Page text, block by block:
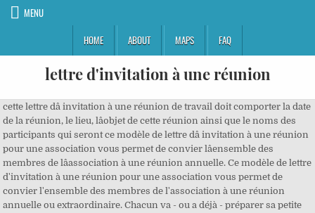
MENU
HOME
ABOUT MAPS FAQ
lettre d'invitation à une réunion
cette lettre dâ invitation à une réunion de travail doit comporter la date de la réunion, le lieu, lâobjet de cette réunion ainsi que le noms des participants qui seront ce modèle de lettre dâ invitation à une réunion pour une association vous permet de convier lâensemble des membres de lâassociation à une réunion annuelle. Ce modèle de lettre d'invitation à une réunion pour une association vous permet de convier l'ensemble des membres de l'association à une réunion annuelle ou extraordinaire. Chacun va - ou a déjà - préparer sa petite réunion â¦ Ce sera une excellente occasion pour votre entreprise de réseauter avec d`autres parties prenantes. En espérant vous compter parmi les membres présents, nous vous prions de croire, Madame / Monsieur / Cher(e) adhérent(e), en l’assurance de nos salutations les plus cordiales. Convoquer quelqu'un pour une réunion de travail. En effet, il est toujours très agréable de recevoir une telle invitation et les convives doivent ressentir lâatmosphère festâ¦ Nous avons le plaisir de vous informer de la tenue d'une rÃ©union extraordinaire de notre association. DÃ©confinement et formation. prénom Indiquez le thème donné à la réunion ou lâaction à mener. Rédigé par Carole Girard Oppici, mis à jour le 05/07/2018. Vous trouverez attachÃ©s Ã cette lettre le formulaire inscrivant l'ordre du jour ainsi que les quelques points essentiels Ã dÃ©battre. On y trouve les coordonnées de lâémetteur et du destinataire, mais ces éléments sont absents dans la lettre personnelle où la communication revêt un caractère amical. Code postale et ville. Si votre association veut accomplir des actes courants de la vie civile en son nom, elle se devra de faire une déclaration d'association. Modèle de lettre pour inviter une personne à une réunion, Vous êtes ici : Ainsi, vos invités ne perdront pas de temps à chercher vainement le lieu et arriveront détendus. Vous vous excusez de ne pouvoir assister à une réunion. [Signature] Personne ne veut assister à une réunion de 6 heures s`il n`y a pas de nourriture ou de rafraîchissements disponibles. PrÃ©nom NOM Pour transformer votre modèle de lettre « Convocation à une réunion avec ordre du jour » en PDF, utilisez le logiciel de traitement de texte gratuit LibreOffice ou OpenOffice, qui permet de faire directement la conversion de word à PDF. Elle s’adresse aussi bien à des employés que des clients, des associés ou encore des fournisseurs. Un modèle de lettre d`invitation informelle pour les réunions individuelles ou à l`échelle de l`entreprise. Cette rencontre sera l’occasion d’aborder … (spécifier le thème de la réunion). Modèle de lettre rencontre de parents February 14, 2019 tamhung Uncategorized 0 Offrez plusieurs heures de réunion en personne et demandez aux parents d`indiquer leurs trois meilleurs choix ; C'est dans l'air du temps. Code postal – Ville. Paris, le 3 janvier 2021. De très nombreux exemples de phrases traduites contenant "lettre d'invitation à une réunion" â Dictionnaire anglais-français et moteur de â¦ ce modèle de lettre pour annoncer une réunion de travail dans une association peut être téléchargé au format word et pdf. Adresse Code postal â Ville Si dans certains cas, confirmer votre présence nâest pas demandée, il est recommandé de â¦ vous souhaitez inviter des gens à assister à une réunion ? Un modèle de lettre d`invitation informelle pour les réunions de personnel individuelles ou à l`échelle de l`entreprise. Exemple de lettre d'invitation à une réunion d'information, BTS . Indiquez le thème donné à la réunion ou l’action à mener. Vous les avez déjà prévenu par téléphone ou autre. Vous souhaitez organiser une rencontre informelle entre différents intervenants ou partenaires. Que vous soyez président dâune association ou quâil sâagisse dâune réunion de travail, vous devez prévoir un délai de quinze jours à un mois avant la date pour en informer vos invités. Vous organisez une réunion et vous souhaiteriez inviter des gens à y assister ? Aperçu gratuit d'un exemple de Exemple gratuit de Lettre convocation à réunion membres conseil administration une association. Vous trouverez en pièces jointes le programme afin que vous ayez un aperçu des points essentiels à débattre. Top consultation des exemples de lettres type. Adresse Convocation à une réunion avec ordre du jour en PDF. informezles par écrit en vous basant sur ce modèle de lettre gratuit. Téléchargement gratuit de modèles de lettres, contrats et documents types sur Documentissime. Pour transformer votre modèle de lettre « Convocation à une réunion du comité d'entreprise » en PDF, utilisez le logiciel de traitement de texte gratuit LibreOffice ou OpenOffice, qui permet de faire directement la conversion de word à PDF. Il peut alors arriver que vous soyez dans l’obligation de faire paraître une annonce dans un journal. Recherche. Nous avons l’honneur de vous informer de la tenue d’une réunion extraordinaire / d’information / de la réunion annuelle de notre association. Elle se dÃ©roulera le [date] Ã [heure] heures dans nos locaux de [adresse de l'association]. En effet, les modalités de publicité des réunions peuvent y figurer. Modèle de lettre type - invitation à une réunion Modele lettre type Invitation - Accepter une invitation à des fiançailles. Lieu, date, RÃ©union extraordinaire de [nom de l'entitÃ© organisatrice] Lettre d'invitation à un évènement Modèle gratuit de lettre d'invitation à un événement. Découvrez toutes les formules de politesse adaptées à vos courriers. Gagnez de lâargent ou un stage ! Pour de plus amples informations ou pour confirmer votre prÃ©sence, veuillez nous contacter au numÃ©ro ci-dessus. (Lettre d'invitation à une réunion d'informations (association)) Nos astuces : Conseil. Vu sur info-demarches.com. Les convives apprécieront quâ¦ Dans le cadre de votre association, vous adressez un courrier aux membres d'un club sportif pour les inviter à une réunion d'information ayant pour thème l'assurance et complément de garanties. le modèle de lettre absence à une réunion de parents d'élèves se trouve je ne pourrai malheureusement pas y assister et je vous prie de m'en excuser. Dans la lettre administrative, par exemple, la situation est officielle. Vous organisez une réunion et vous souhaiteriez inviter des gens à y assister ? Plus de 1800 lettres gratuites pré-rédigées par des auteurs professionnels et accompagnées de conseils d'utilisation. Covid-19. , je desire envoyer une invitation pour un parent a venir me visiter au canada et j ai besoin d un exemple de lettre d invitation pour invitation à une réunion. Participez au concours du Grand prix de La Finance Pour Tous 2021 dÃ©diÃ© aux Ã©tudiants ! Annoncer sa participation à une réunion Lorsque vous recevez une invitation à une réunion, il se peut que la personne qui vous lâa envoyée vous demande une confirmation écrite de votre présence lors de cette réunion. Pour le [temps] passé, j`ai trouvé un grand plaisir à travailler au [nom de la société]. ... Lettre pour inviter un intervenant à une conférence. Cette rÃ©union aura pour objectif [Ã prÃ©ciser]. * En complÃ©tant votre adresse Ã©lectronique, vous validez les Conditions GÃ©nÃ©rales dâUtilisation et acceptez que Le Parisien, responsable de traitement, traite vos donnÃ©es pour vous permettre de recevoir les actualitÃ©s Le Parisien Etudiant. Profitez des avantages de lâoffre numÃ©rique, L'actu du Parisien Etudiant, examens, bons plans, soirÃ©es, orientation... *. Nos rÃ©ponses Ã vos questions suite aux annonces, LâintÃ©gralitÃ© des articles et vidÃ©os, Des offres privilÃ¨ges avec le Club Le Parisien. Ce modèle de lettre pour annoncer une réunion de travail dans une association peut être téléchargé au format Word et PDF. Cependant, si vous souhaitez Ã©voquer d'autres sujets, merci de nous en faire part avant le [date]. Ce type de lettre d’invitation peut parfaitement s’adapter à une réunion de travail. Madame/Mademoiselle/Monsieur, Aller plus loin. Suite à cette assemblée, un compte-rendu sera transmis à tous les adhérents. Lisez ce Sante et Culture Lettre type et plus de 247 000 autres dissertation. Lisez ce Sante et Culture Lettre type et plus de 242 000 autres dissertation. Lettre d'invitation à une réunion d'informations (association . AprÃ¨s le Covid, quel monde de la finance ? Dans le cas où vous désirez évoquer d’autres sujets, n’hésitez pas à nous en faire part par courrier ou en contactant directement Monsieur / Madame … / notre secrétariat au numéro de téléphone …. S’il y a lieu, pensez à bien préciser l’étage et le numéro de la porte. Quâil sâagisse dâun mariage, dâun baptême, dâune manifestation sportive ou de toute autre cérémonie, vous devezenvoyer des invitations formelles, au style soutenu mais jovial. Par la présente, je tiens à vous informer que notre réunion mensuelle du personnel aura lieu le [date] à [lieu]. Dans le cadre d’une réunion associative, référez-vous aux statuts de votre association. Appel de préparation à la défense â¦ Aide exceptionnelle, ponctuelle, prÃªts, fondation... publics ou privÃ©s, plusieurs dispositifs ont Ã©tÃ© mis en place pour vous aider. A + A- De même, accompagnez votre lettre d’invitation d’un plan d’accès. Au lendemain du discours du prÃ©sident sur lâallÃ¨gement des mesures de confinement, nous rÃ©pondons Ã vos questions suite aux nombreuses informations dÃ©livrÃ©es pour ce dÃ©confinement en 3 Ã©tapes. Consultez aussi : Lettre d'invitation à une réunionâ¦ La cÃ©lÃ¨bre plateforme d'appels vidÃ©o Ã distance retire sa limite de 40 minutes sur les comptes gratuits pendant les fÃªtes, Alexandre Bompard, le PDG du groupe Carrefour a annoncÃ© plusieurs mesures en faveur des jeunes et Ã©tudiants pour l'annÃ©e prochaine. [+] Résumé ... Recherchez une lettre. Pour en savoir plus sur vos droits et nos pratiques en matiÃ¨re de protection de vos donnÃ©es personnelles : Politique de confidentialitÃ©. NumÃ©ro de tÃ©lÃ©phone mercredi 5 décembre de